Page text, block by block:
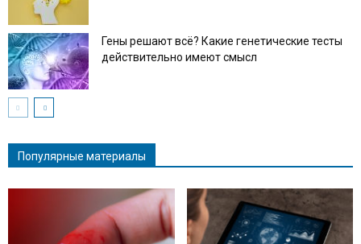
Гены решают всё? Какие генетические тесты
действительно имеют смысл
Популярные материалы